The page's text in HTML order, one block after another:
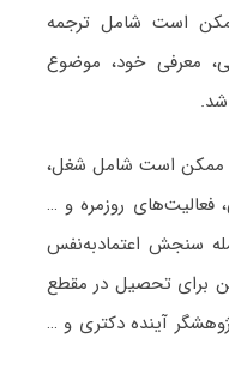
است شامل ترجمه
معرفی خود، موضوع
ممکن است شامل شغل،
روزمره و …
سنجش اعتمادبه‌نفس
برای تحصیل در مقطع
آینده دکتری و …